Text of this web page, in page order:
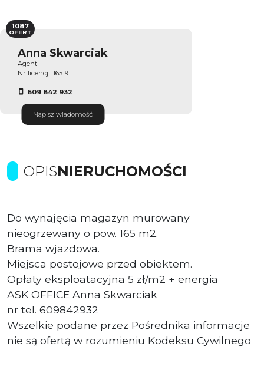
Anna Skwarciak
Agent
Nr licencji: 16519
609 842 932
Napisz wiadomość
1087
OFERT
OPISNIERUCHOMOŚCI
Do wynajęcia magazyn murowany
nieogrzewany o pow. 165 m2.
Brama wjazdowa.
Miejsca postojowe przed obiektem.
Opłaty eksploatacyjna 5 zł/m2 + energia
ASK OFFICE Anna Skwarciak
nr tel. 609842932
Wszelkie podane przez Pośrednika informacje
nie są ofertą w rozumieniu Kodeksu Cywilnego